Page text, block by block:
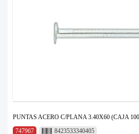
PUNTAS ACERO C/PLANA 3.40X60 (CAJA
747967
8423533340405